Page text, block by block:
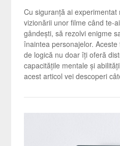
Cu siguranță ai
vizionării unor filme când te-
gândești, să rezolvi enigme
înaintea personajelor.
de logică nu doar îți oferă
capacitățile mentale și
acest articol vei descoperi